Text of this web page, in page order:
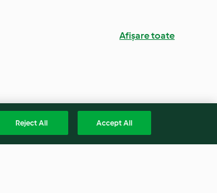
Afișare toate
Reject All Accept All